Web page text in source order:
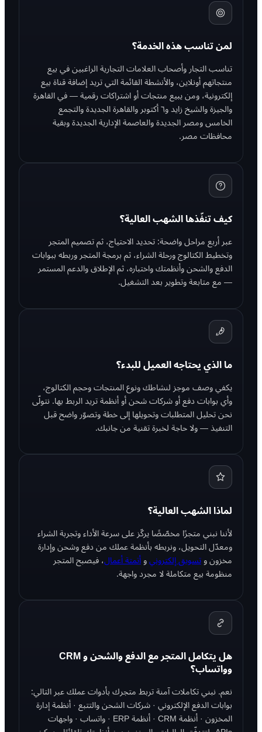
لمن تناسب هذه الخدمة؟
تناسب التجار وأصحاب العلامات التجارية الراغبين في بيع
منتجاتهم أونلاين، والأنشطة القائمة التي تريد إضافة قناة بيع
إلكترونية، ومن يبيع منتجات أو اشتراكات رقمية — في القاهرة
والجيزة والشيخ زايد و٦ أكتوبر والقاهرة الجديدة والتجمع
الخامس ومصر الجديدة والعاصمة الإدارية الجديدة وبقية
محافظات مصر.
كيف تنفّذها الشهب العالية؟
عبر أربع مراحل واضحة: تحديد الاحتياج، ثم تصميم المتجر
وتخطيط الكتالوج ورحلة الشراء، ثم برمجة المتجر وربطه ببوابات
الدفع والشحن وأنظمتك واختباره، ثم الإطلاق والدعم المستمر
— مع متابعة وتطوير بعد التشغيل.
ما الذي يحتاجه العميل للبدء؟
يكفي وصف موجز لنشاطك ونوع المنتجات وحجم الكتالوج،
وأي بوابات دفع أو شركات شحن أو أنظمة تريد الربط بها. نتولّى
نحن تحليل المتطلبات وتحويلها إلى خطة وتصوّر واضح قبل
التنفيذ — ولا حاجة لخبرة تقنية من جانبك.
لماذا الشهب العالية؟
لأننا نبني متجرًا مخصّصًا يركّز على سرعة الأداء وتجربة الشراء
ومعدّل التحويل، ونربطه بأنظمة عملك من دفع وشحن وإدارة
مخزون وتسويق إلكترونيوأتمتة أعمال، فيصبح المتجر
منظومة بيع متكاملة لا مجرد واجهة.
هل يتكامل المتجر مع الدفع والشحن و CRM
وواتساب؟
نعم. نبني تكاملات آمنة تربط متجرك بأدوات عملك عبر التالي:
بوابات الدفع الإلكتروني · شركات الشحن والتتبع · أنظمة إدارة
المخزون · أنظمة CRM · أنظمة ERP · واتساب · واجهات